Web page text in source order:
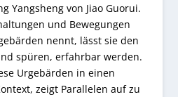
Yangsheng von Jiao Guorui.
und Bewegungen
nennt, lässt sie den
spüren, erfahrbar werden.
Urgebärden in einen
zeigt Parallelen auf zu